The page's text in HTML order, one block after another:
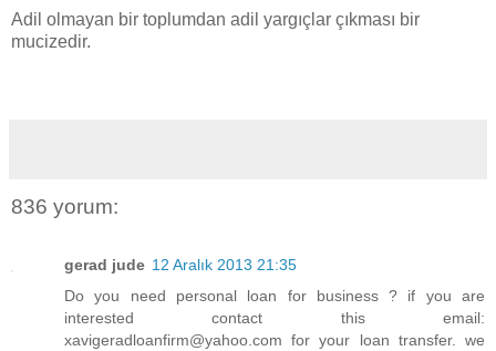
Adil olmayan bir toplumdan adil yargıçlar çıkması bir
mucizedir.
836 yorum:
gerad jude 12 Aralık 2013 21:35
Do you need personal loan for business ? if you are
interested contact this email:
xavigeradloanfirm@yahoo.com for your loan transfer. we